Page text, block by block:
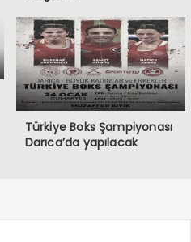
Türkiye Boks Şampiyonası
Darıca’da yapılacak